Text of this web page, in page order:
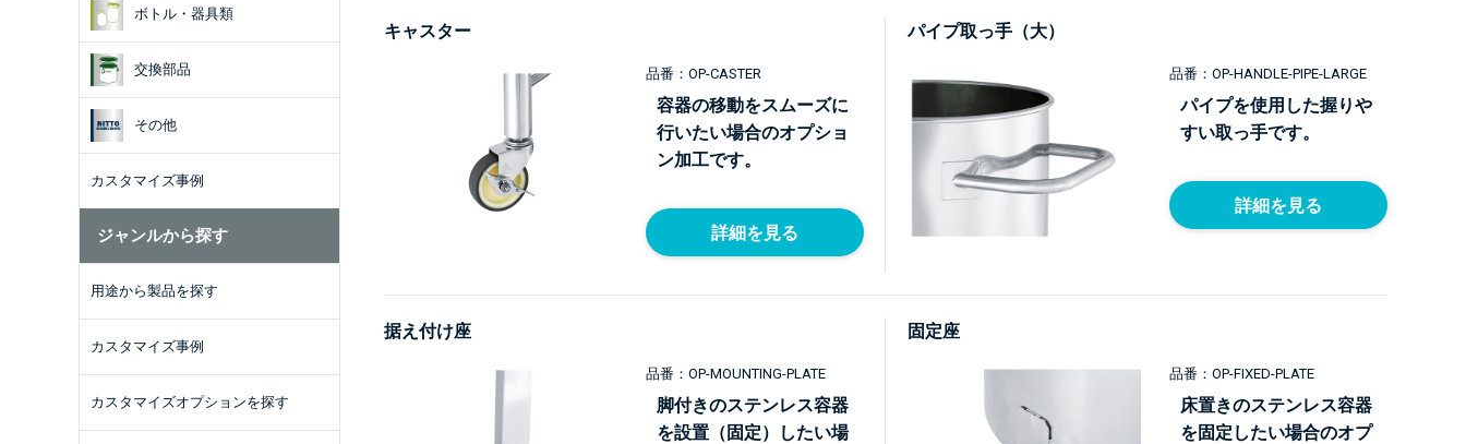
ボトル・器具類
交換部品
その他
カスタマイズ事例
ジャンルから探す
用途から製品を探す
カスタマイズ事例
カスタマイズオプションを探す
キャスター
品番：OP-CASTER
容器の移動をスムーズに
行いたい場合のオプショ
ン加工です。
詳細を見る
パイプ取っ手（大）
品番：OP-HANDLE-PIPE-LARGE
パイプを使用した握りや
すい取っ手です。
詳細を見る
据え付け座
品番：OP-MOUNTING-PLATE
脚付きのステンレス容器
を設置（固定）したい場
固定座
品番：OP-FIXED-PLATE
床置きのステンレス容器
を固定したい場合のオプ